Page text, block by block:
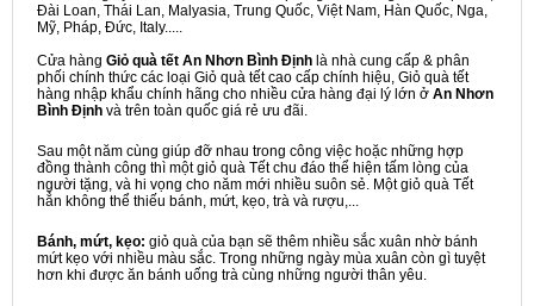
Đài Loan, Thái Lan, Malyasia, Trung Quốc, Việt Nam, Hàn Quốc, Nga,
Mỹ, Pháp, Đức, Italy.....
Cửa hàng Giỏ quà tết An Nhơn Bình Định là nhà cung cấp & phân
phối chính thức các loại Giỏ quà tết cao cấp chính hiệu, Giỏ quà tết
hàng nhập khẩu chính hãng cho nhiều cửa hàng đại lý lớn ở An Nhơn
Bình Định và trên toàn quốc giá rẻ ưu đãi.
Sau một năm cùng giúp đỡ nhau trong công việc hoặc những hợp
đồng thành công thì một giỏ quà Tết chu đáo thể hiện tấm lòng của
người tặng, và hi vọng cho năm mới nhiều suôn sẻ. Một giỏ quà Tết
hẳn không thể thiếu bánh, mứt, kẹo, trà và rượu,...
Bánh, mứt, kẹo: giỏ quà của bạn sẽ thêm nhiều sắc xuân nhờ bánh
mứt kẹo với nhiều màu sắc. Trong những ngày mùa xuân còn gì tuyệt
hơn khi được ăn bánh uống trà cùng những người thân yêu.